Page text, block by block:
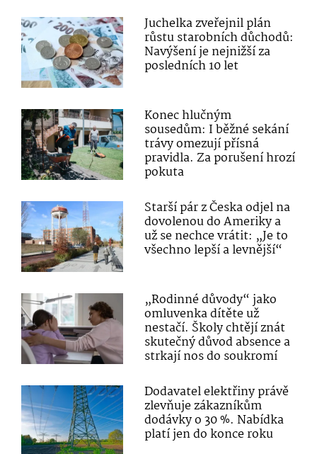
Juchelka zveřejnil plán
růstu starobních důchodů:
Navýšení je nejnižší za
posledních 10 let
Konec hlučným
sousedům: I běžné sekání
trávy omezují přísná
pravidla. Za porušení hrozí
pokuta
Starší pár z Česka odjel na
dovolenou do Ameriky a
už se nechce vrátit: „Je to
všechno lepší a levnější“
„Rodinné důvody“ jako
omluvenka dítěte už
nestačí. Školy chtějí znát
skutečný důvod absence a
strkají nos do soukromí
Dodavatel elektřiny právě
zlevňuje zákazníkům
dodávky o 30 %. Nabídka
platí jen do konce roku